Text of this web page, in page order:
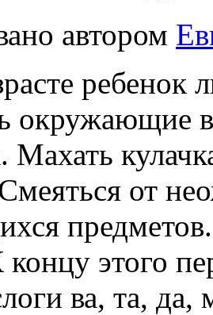
автором
ребенок
окружающие
Махать
от
этого
ва, та,